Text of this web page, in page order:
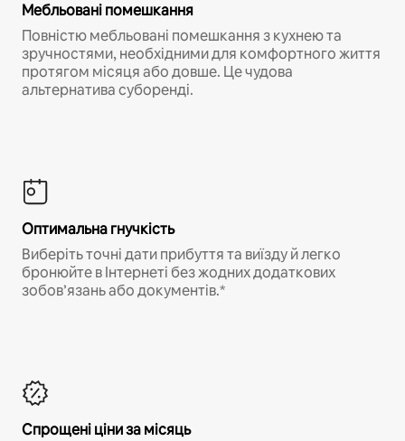
Мебльовані помешкання
Повністю мебльовані помешкання з кухнею та
зручностями, необхідними для комфортного життя
протягом місяця або довше. Це чудова
альтернатива суборенді.
Оптимальна гнучкість
Виберіть точні дати прибуття та виїзду й легко
бронюйте в Інтернеті без жодних додаткових
зобов’язань або документів.*
Спрощені ціни за місяць